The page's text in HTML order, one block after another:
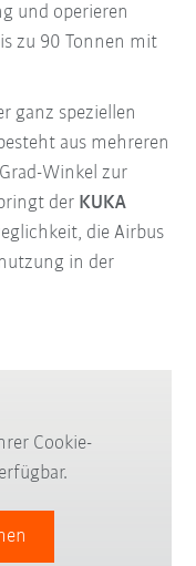
und operieren
zu 90 Tonnen mit
ganz speziellen
aus mehreren
Winkel zur
der KUKA
die Airbus
in der
Cookie-